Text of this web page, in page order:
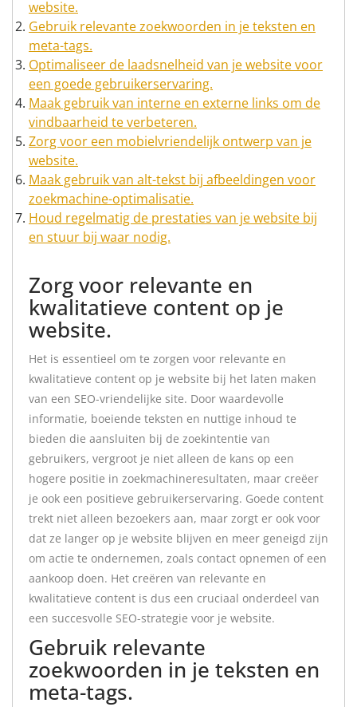
website.
Gebruik relevante zoekwoorden in je teksten en
meta-tags.
Optimaliseer de laadsnelheid van je website voor
een goede gebruikerservaring.
Maak gebruik van interne en externe links om de
vindbaarheid te verbeteren.
Zorg voor een mobielvriendelijk ontwerp van je
website.
Maak gebruik van alt-tekst bij afbeeldingen voor
zoekmachine-optimalisatie.
Houd regelmatig de prestaties van je website bij
en stuur bij waar nodig.
Zorg voor relevante en
kwalitatieve content op je
website.
Het is essentieel om te zorgen voor relevante en
kwalitatieve content op je website bij het laten maken
van een SEO-vriendelijke site. Door waardevolle
informatie, boeiende teksten en nuttige inhoud te
bieden die aansluiten bij de zoekintentie van
gebruikers, vergroot je niet alleen de kans op een
hogere positie in zoekmachineresultaten, maar creëer
je ook een positieve gebruikerservaring. Goede content
trekt niet alleen bezoekers aan, maar zorgt er ook voor
dat ze langer op je website blijven en meer geneigd zijn
om actie te ondernemen, zoals contact opnemen of een
aankoop doen. Het creëren van relevante en
kwalitatieve content is dus een cruciaal onderdeel van
een succesvolle SEO-strategie voor je website.
Gebruik relevante
zoekwoorden in je teksten en
meta-tags.